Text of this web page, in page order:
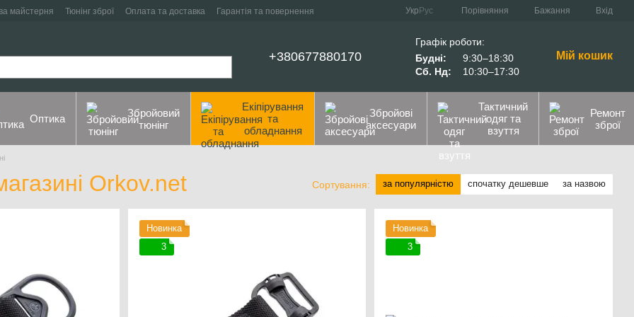
майстерня Тюнінг зброї Оплата та доставка
Гарантія та повернення
Укр Рус Порівняння Бажання Вхід
+380677880170
Графік роботи:
Будні:
9:30–18:30
Сб. Нд:
10:30–17:30
Мій кошик
Оптика
Збройовий
тюнінг
Екіпірування
та
обладнання
Збройові
аксесуари
Тактичний
одяг та
взуття
Ремонт
зброї
Orkov.net Сортування: за популярністю спочатку дешевше за назвою
Новинка
3
Новинка
3